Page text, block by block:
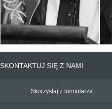
SKONTAKTUJ SIĘ Z NAMI
Skorzystaj z formularza